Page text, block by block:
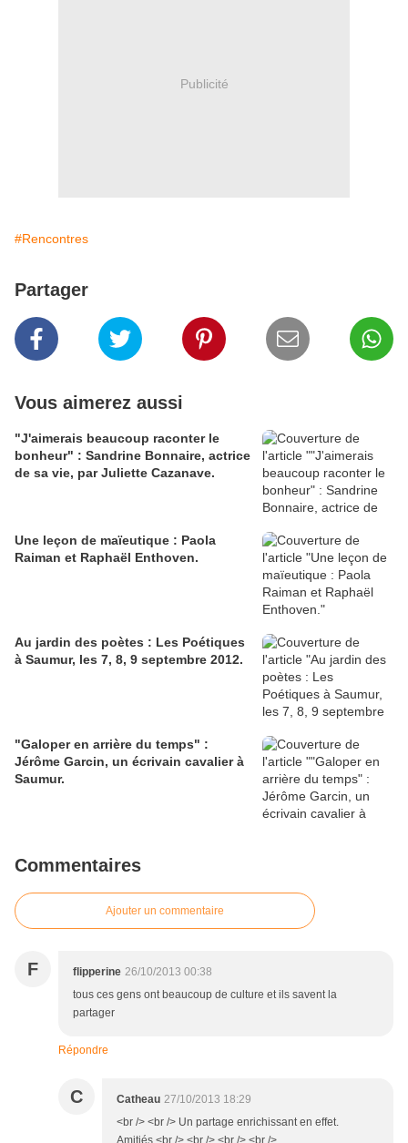
Publicité
#Rencontres
Partager
Vous aimerez aussi
"J'aimerais beaucoup raconter le
bonheur" : Sandrine Bonnaire, actrice
de sa vie, par Juliette Cazanave.
Une leçon de maïeutique : Paola
Raiman et Raphaël Enthoven.
Au jardin des poètes : Les Poétiques
à Saumur, les 7, 8, 9 septembre 2012.
"Galoper en arrière du temps" :
Jérôme Garcin, un écrivain cavalier à
Saumur.
Commentaires
Ajouter un commentaire
F flipperine 26/10/2013 00:38
tous ces gens ont beaucoup de culture et ils savent la
partager
Répondre
C Catheau 27/10/2013 18:29
<br /> <br /> Un partage enrichissant en effet.
Amitiés.<br /> <br /> <br /> <br />